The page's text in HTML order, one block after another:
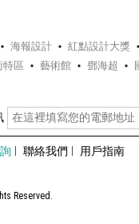
海報設計 紅點設計大獎
特區 藝術館 鄧海超
聯絡我們 用戶指南
Reserved.